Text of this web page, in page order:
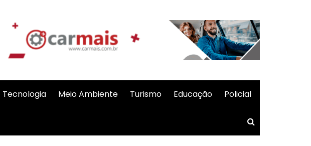
Tecnologia Meio Ambiente Turismo Educação Policial